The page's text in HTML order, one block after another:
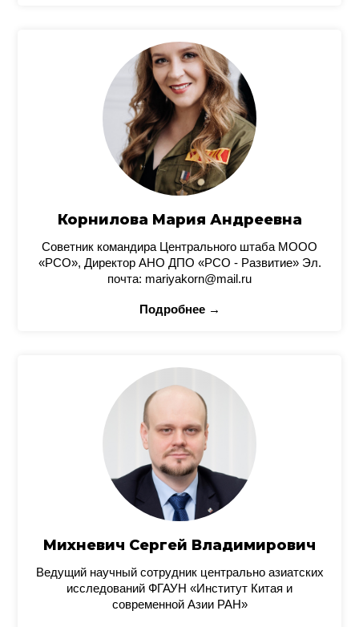
Корнилова Мария Андреевна
Советник командира Центрального штаба МООО
«РСО», Директор АНО ДПО «РСО - Развитие» Эл.
почта: mariyakorn@mail.ru
Подробнее →
Михневич Сергей Владимирович
Ведущий научный сотрудник центрально азиатских
исследований ФГАУН «Институт Китая и
современной Азии РАН»